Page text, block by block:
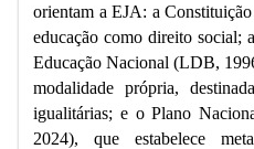
orientam a EJA: a
educação como direito social;
Educação Nacional (LDB,
modalidade própria,
igualitárias; e o Plano
2024), que estabelece